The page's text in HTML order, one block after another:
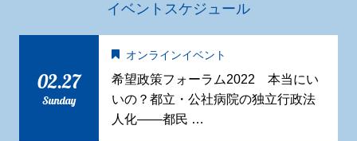
イベントスケジュール
02.27
Sunday
オンラインイベント
希望政策フォーラム2022 本当にい
いの？都立・公社病院の独立行政法
人化——都民 …